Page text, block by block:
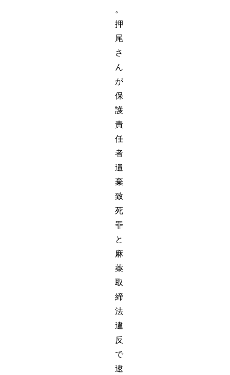
。
押
尾
さ
ん
が
保
護
責
任
者
遺
棄
致
死
罪
と
麻
薬
取
締
法
違
反
で
逮